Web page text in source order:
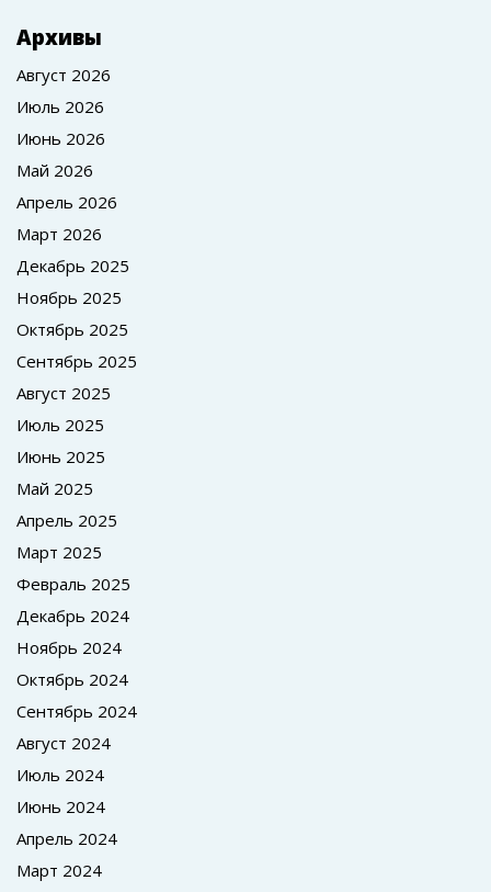
Архивы
Август 2026
Июль 2026
Июнь 2026
Май 2026
Апрель 2026
Март 2026
Декабрь 2025
Ноябрь 2025
Октябрь 2025
Сентябрь 2025
Август 2025
Июль 2025
Июнь 2025
Май 2025
Апрель 2025
Март 2025
Февраль 2025
Декабрь 2024
Ноябрь 2024
Октябрь 2024
Сентябрь 2024
Август 2024
Июль 2024
Июнь 2024
Апрель 2024
Март 2024